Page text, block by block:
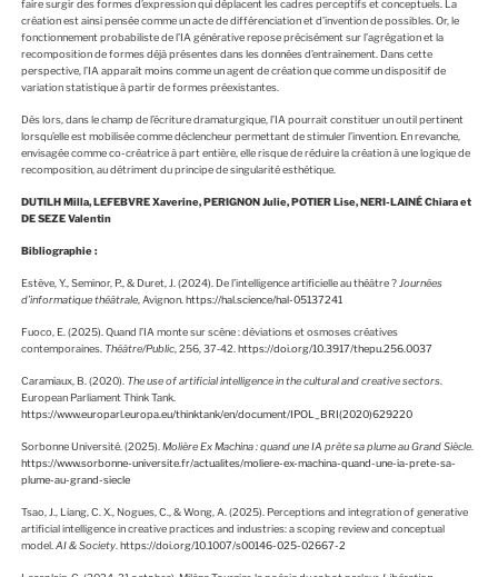
faire surgir des formes d’expression qui déplacent les cadres perceptifs et conceptuels. La
création est ainsi pensée comme un acte de différenciation et d’invention de possibles. Or, le
fonctionnement probabiliste de l’IA générative repose précisément sur l’agrégation et la
recomposition de formes déjà présentes dans les données d’entraînement. Dans cette
perspective, l’IA apparaît moins comme un agent de création que comme un dispositif de
variation statistique à partir de formes préexistantes.
Dès lors, dans le champ de l’écriture dramaturgique, l’IA pourrait constituer un outil pertinent
lorsqu’elle est mobilisée comme déclencheur permettant de stimuler l’invention. En revanche,
envisagée comme co-créatrice à part entière, elle risque de réduire la création à une logique de
recomposition, au détriment du principe de singularité esthétique.
DUTILH Milla, LEFEBVRE Xaverine, PERIGNON Julie, POTIER Lise, NERI-LAINÉ Chiara et
DE SEZE Valentin
Bibliographie :
Estève, Y., Seminor, P., & Duret, J. (2024). De l’intelligence artificielle au théâtre ? Journées
d’informatique théâtrale, Avignon. https://hal.science/hal-05137241
Fuoco, E. (2025). Quand l’IA monte sur scène : déviations et osmoses créatives
contemporaines. Théâtre/Public, 256, 37‑42. https://doi.org/10.3917/thepu.256.0037
Caramiaux, B. (2020). The use of artificial intelligence in the cultural and creative sectors.
European Parliament Think Tank.
https://www.europarl.europa.eu/thinktank/en/document/IPOL_BRI(2020)629220
Sorbonne Université. (2025). Molière Ex Machina : quand une IA prête sa plume au Grand Siècle.
https://www.sorbonne-universite.fr/actualites/moliere-ex-machina-quand-une-ia-prete-sa-
plume-au-grand-siecle
Tsao, J., Liang, C. X., Nogues, C., & Wong, A. (2025). Perceptions and integration of generative
artificial intelligence in creative practices and industries: a scoping review and conceptual
model.AI & Society.https://doi.org/10.1007/s00146-025-02667-2